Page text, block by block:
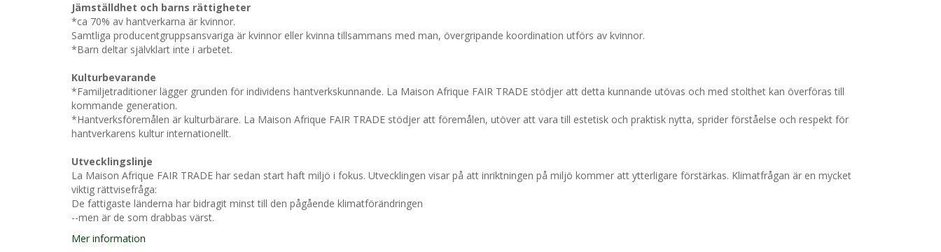
Jämställdhet och barns rättigheter
*ca 70% av hantverkarna är kvinnor.
Samtliga producentgruppsansvariga är kvinnor eller kvinna tillsammans med man, övergripande koordination utförs av kvinnor.
*Barn deltar självklart inte i arbetet.
Kulturbevarande
*Familjetraditioner lägger grunden för individens hantverkskunnande. La Maison Afrique FAIR TRADE stödjer att detta kunnande utövas och med stolthet kan överföras till
kommande generation.
*Hantverksföremålen är kulturbärare. La Maison Afrique FAIR TRADE stödjer att föremålen, utöver att vara till estetisk och praktisk nytta, sprider förståelse och respekt för
hantverkarens kultur internationellt.
Utvecklingslinje
La Maison Afrique FAIR TRADE har sedan start haft miljö i fokus. Utvecklingen visar på att inriktningen på miljö kommer att ytterligare förstärkas. Klimatfrågan är en mycket
viktig rättvisefråga:
De fattigaste länderna har bidragit minst till den pågående klimatförändringen
--men är de som drabbas värst.
Mer information